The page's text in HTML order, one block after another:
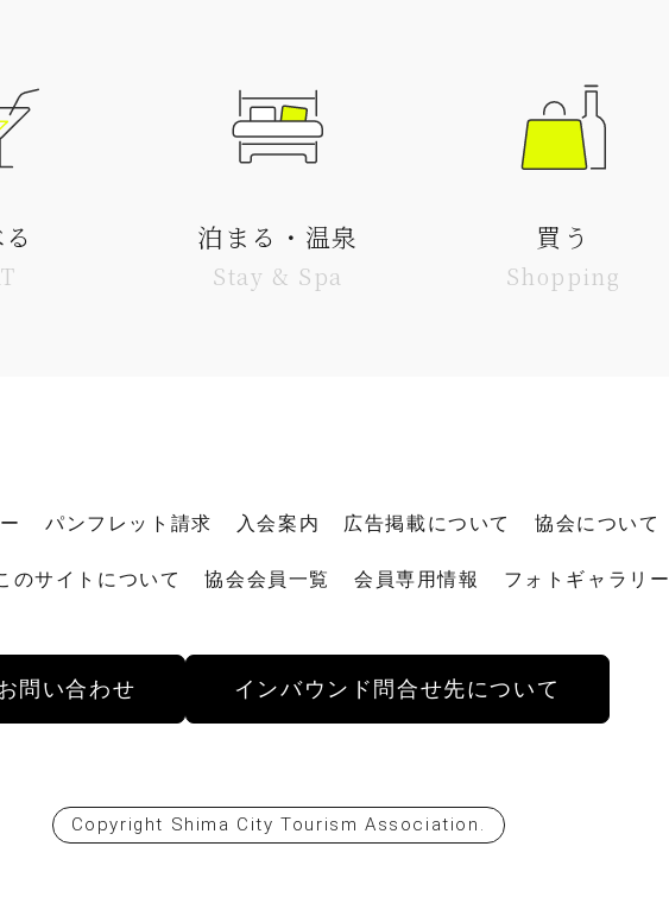
泊まる・温泉
Stay & Spa
買う
Shopping
パンフレット請求 入会案内 広告掲載について 協会について
のサイトについて 協会会員一覧 会員専用情報 フォトギャラリー
問い合わせ インバウンド 問合せ先について
Copyright Shima City Tourism Association .